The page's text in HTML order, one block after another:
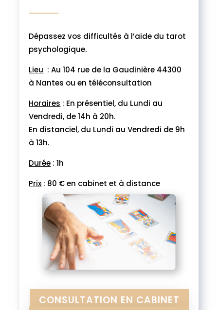
Dépassez vos difficultés à l’aide du tarot
psychologique.
Lieu : Au 104 rue de la Gaudinière 44300
à Nantes ou en téléconsultation
Horaires : En présentiel, du Lundi au
Vendredi, de 14h à 20h.
En distanciel, du Lundi au Vendredi de 9h
à 13h.
Durée : 1h
Prix : 80 € en cabinet et à distance
CONSULTATION EN CABINET